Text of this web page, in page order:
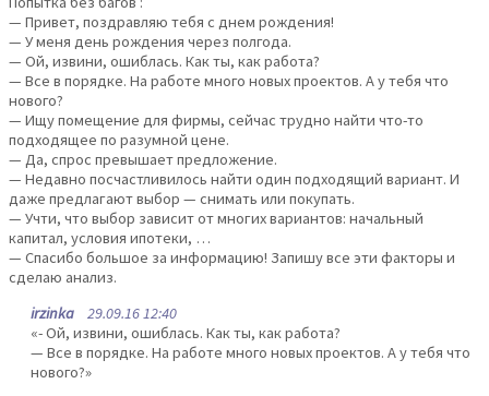
— Привет, поздравляю тебя с днем рождения!
— У меня день рождения через полгода.
— Ой, извини, ошиблась. Как ты, как работа?
— Все в порядке. На работе много новых проектов. А у тебя что
нового?
— Ищу помещение для фирмы, сейчас трудно найти что-то
подходящее по разумной цене.
— Да, спрос превышает предложение.
— Недавно посчастливилось найти один подходящий вариант. И
даже предлагают выбор — снимать или покупать.
— Учти, что выбор зависит от многих вариантов: начальный
капитал, условия ипотеки, …
— Спасибо большое за информацию! Запишу все эти факторы и
сделаю анализ.
irzinka 29.09.16 12:40
«- Ой, извини, ошиблась. Как ты, как работа?
— Все в порядке. На работе много новых проектов. А у тебя что
нового?»